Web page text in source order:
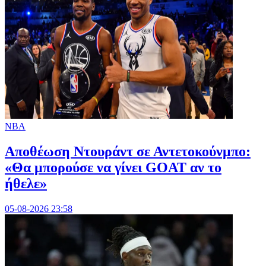
NBA
Αποθέωση Ντουράντ σε Αντετοκούνμπο:
«Θα μπορούσε να γίνει GOAT αν το
ήθελε»
05-08-2026 23:58